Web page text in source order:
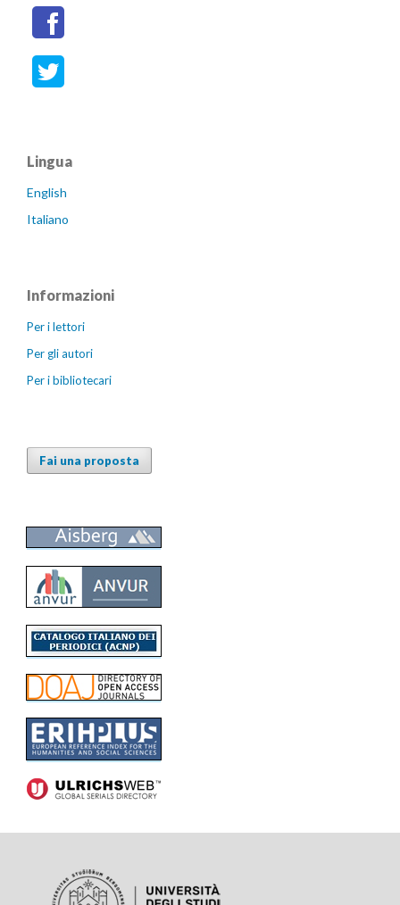
Lingua
English
Italiano
Informazioni
Per i lettori
Per gli autori
Per i bibliotecari
Fai una proposta